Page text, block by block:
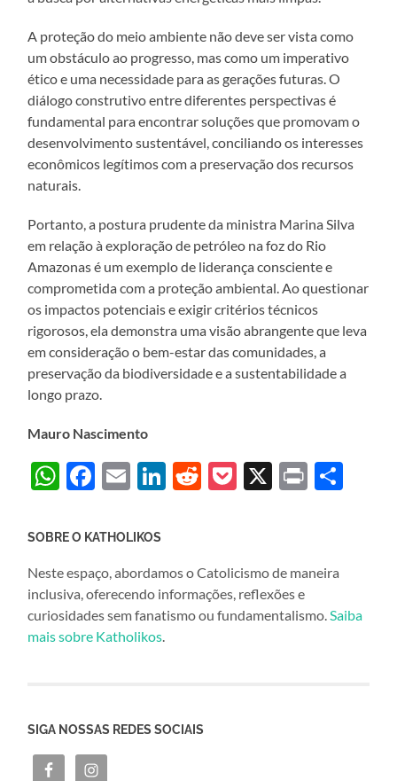
A proteção do meio ambiente não deve ser vista como
um obstáculo ao progresso, mas como um imperativo
ético e uma necessidade para as gerações futuras. O
diálogo construtivo entre diferentes perspectivas é
fundamental para encontrar soluções que promovam o
desenvolvimento sustentável, conciliando os interesses
econômicos legítimos com a preservação dos recursos
naturais.
Portanto, a postura prudente da ministra Marina Silva
em relação à exploração de petróleo na foz do Rio
Amazonas é um exemplo de liderança consciente e
comprometida com a proteção ambiental. Ao questionar
os impactos potenciais e exigir critérios técnicos
rigorosos, ela demonstra uma visão abrangente que leva
em consideração o bem-estar das comunidades, a
preservação da biodiversidade e a sustentabilidade a
longo prazo.
Mauro Nascimento
WhatsApp
Facebook
EmailLinkedIn
Reddit
Pocket
X Print
SOBRE O KATHOLIKOS
Neste espaço, abordamos o Catolicismo de maneira
inclusiva, oferecendo informações, reflexões e
curiosidades sem fanatismo ou fundamentalismo.Saiba
mais sobre Katholikos.
SIGA NOSSAS REDES SOCIAIS